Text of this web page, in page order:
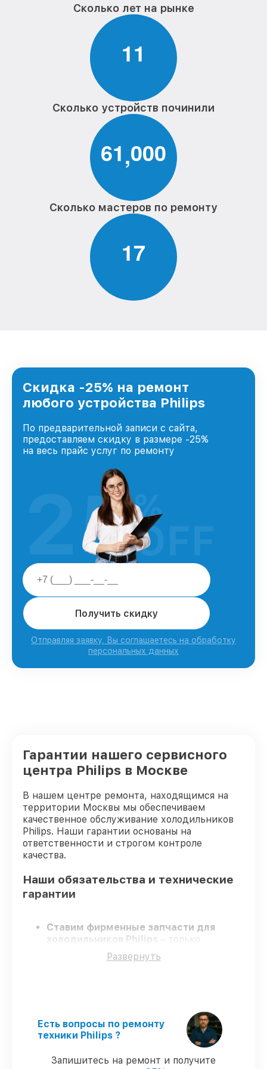
Сколько лет на рынке
11
Сколько устройств починили
61,000
Сколько мастеров по ремонту
17
Скидка -25% на ремонт
любого устройства Philips
По предварительной записи с сайта,
предоставляем скидку в размере -25%
на весь прайс услуг по ремонту
Получить скидку
Отправляя заявку, Вы соглашаетесь на обработку
персональных данных
25%
OFF
Гарантии нашего сервисного
центра Philips в Москве
В нашем центре ремонта, находящимся на
территории Москвы мы обеспечиваем
качественное обслуживание холодильников
Philips. Наши гарантии основаны на
ответственности и строгом контроле
качества.
Наши обязательства и технические
гарантии
Ставим фирменные запчасти для
холодильников Philips
– только
заводские запчасти для вашей техники.
Сертифицированные инженеры
Завершаем работы без задержек
ремонт холодильников Philips в
оговоренные сроки.
– на все
виды работ и комплектующие для
Развернуть
Есть вопросы по ремонту
техники Philips ?
Запишитесь на ремонт и получите